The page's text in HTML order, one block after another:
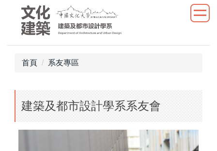
首頁 系友專區
建築及都市設計學系系友會